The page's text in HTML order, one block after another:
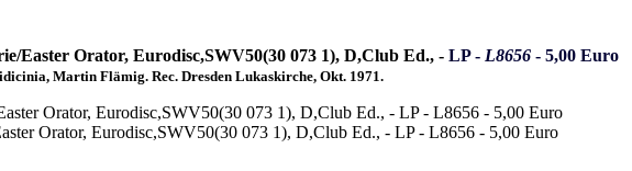
Easter Orator, Eurodisc,SWV50(30 073 1), D,Club Ed., - LP - L8656 - 5,00 Euro
Martin Flämig. Rec. Dresden Lukaskirche, Okt. 1971.